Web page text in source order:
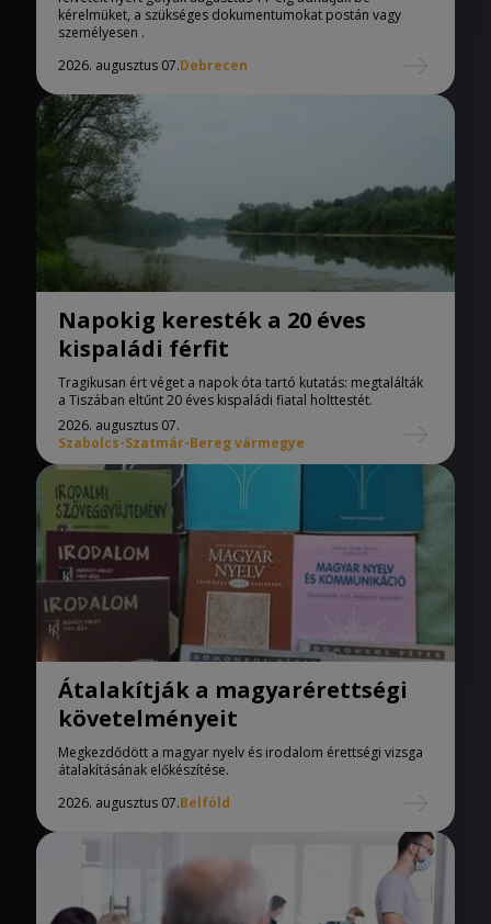
kérelmüket, a szükséges dokumentumokat postán vagy
személyesen .
2026. augusztus 07.Debrecen
Napokig keresték a 20 éves
kispaládi férfit
Tragikusan ért véget a napok óta tartó kutatás: megtalálták
a Tiszában eltűnt 20 éves kispaládi fiatal holttestét.
2026. augusztus 07.
Szabolcs-Szatmár-Bereg vármegye
Átalakítják a magyarérettségi
követelményeit
Megkezdődött a magyar nyelv és irodalom érettségi vizsga
átalakításának előkészítése.
2026. augusztus 07.Belföld